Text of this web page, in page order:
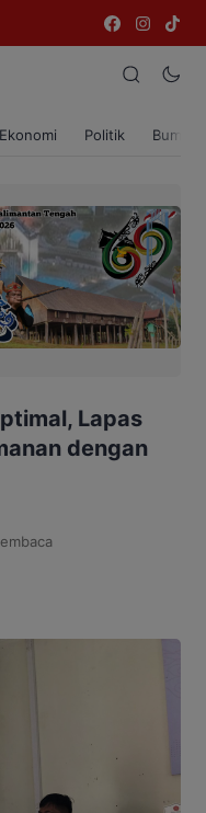
Ekonomi Politik Bumi
Lapas
dengan